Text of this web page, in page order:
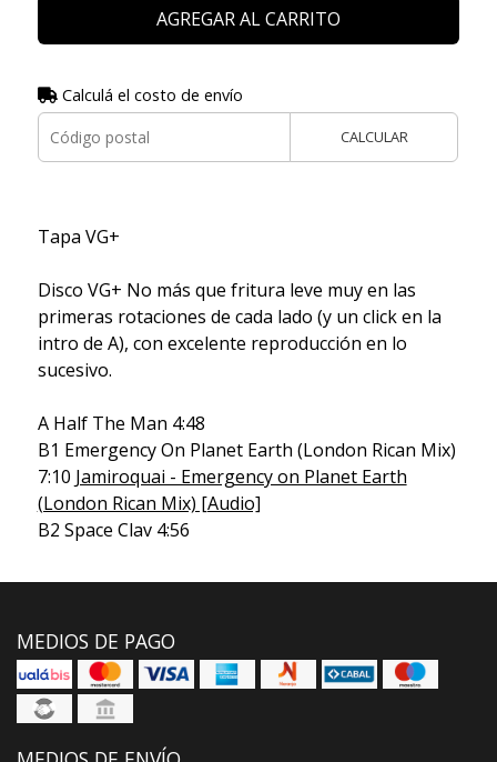
AGREGAR AL CARRITO
Calculá el costo de envío
CALCULAR
Tapa VG+
Disco VG+ No más que fritura leve muy en las
primeras rotaciones de cada lado (y un click en la
intro de A), con excelente reproducción en lo
sucesivo.
A Half The Man 4:48
B1 Emergency On Planet Earth (London Rican Mix)
7:10 Jamiroquai - Emergency on Planet Earth
(London Rican Mix) [Audio]
B2 Space Clav 4:56
MEDIOS DE PAGO